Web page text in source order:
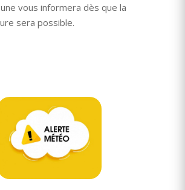
vous informera dès que la
sera possible.